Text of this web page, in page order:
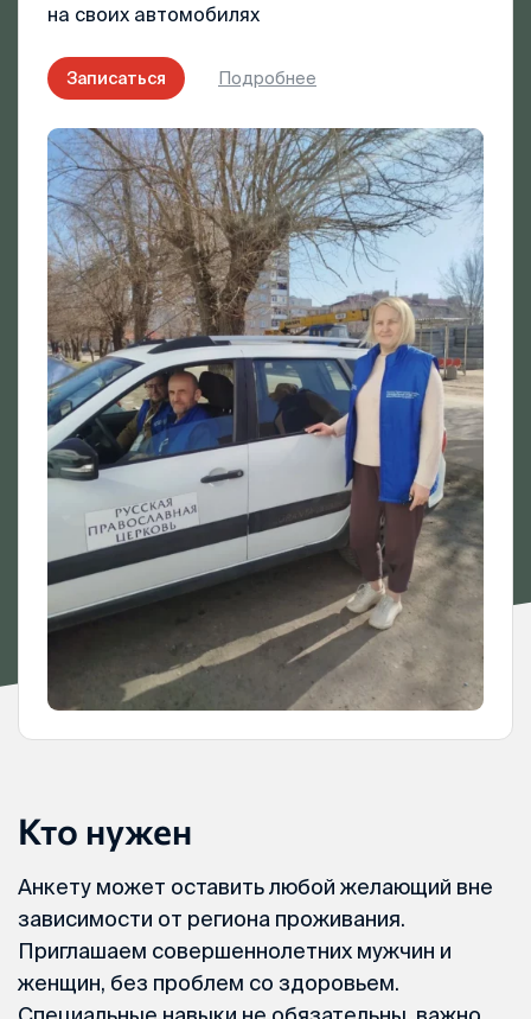
на своих автомобилях
Записаться Подробнее
Кто нужен
Анкету может оставить любой желающий вне
зависимости от региона проживания.
Приглашаем совершеннолетних мужчин и
женщин, без проблем со здоровьем.